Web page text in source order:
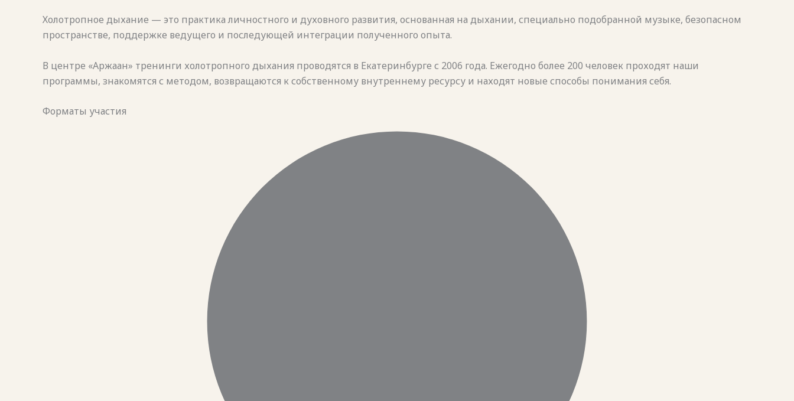
Холотропное дыхание — это практика личностного и духовного развития, основанная на дыхании, специально подобранной музыке, безопасном
пространстве, поддержке ведущего и последующей интеграции полученного опыта.
В центре «Аржаан» тренинги холотропного дыхания проводятся в Екатеринбурге с 2006 года. Ежегодно более 200 человек проходят наши
программы, знакомятся с методом, возвращаются к собственному внутреннему ресурсу и находят новые способы понимания себя.
Форматы участия